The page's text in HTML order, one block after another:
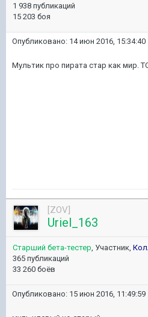
1 938 публикаций
15 203 боя
Опубликовано: 14 июн 2016, 15:34:40
Мультик про пирата стар как мир.
[ZOV]
Uriel_163
Старший бета-тестер, Участник,
365 публикаций
33 260 боёв
Опубликовано: 15 июн 2016, 11:49:59